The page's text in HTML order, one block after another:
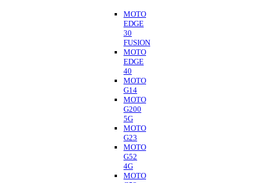
MOTO
EDGE
30
FUSION
MOTO
EDGE
40
MOTO
G14
MOTO
G200
5G
MOTO
G23
MOTO
G52
4G
MOTO